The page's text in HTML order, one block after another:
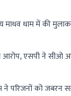
धाम में की
एसपी ने सीओ
परिजनों को जबरन